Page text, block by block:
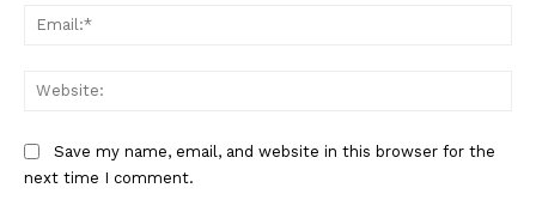
Save my name, email, and website in this browser for the
next time I comment.